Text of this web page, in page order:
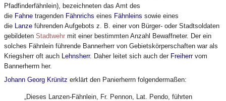
Pfadfinderfähnlein), bezeichneten das Amt des
die Fahne tragenden Fähnrichs eines Fähnleins sowie eines
die Lanze führenden Aufgebots z. B. einer von Bürger- oder Stadtsoldaten
gebildeten Stadtwehr mit einer bestimmten Anzahl Bewaffneter. Der ein
solches Fähnlein führende Bannerherr von Gebietskörperschaften war als
Kriegsherr oft auch Lehnsherr. Daher leitet sich auch der Freiherrvom
Bannerherrn her.
Johann Georg Krünitz erklärt den Panierherrn folgendermaßen:
„Dieses Lanzen-Fähnlein, Fr. Pennon, Lat. Pendo, führten